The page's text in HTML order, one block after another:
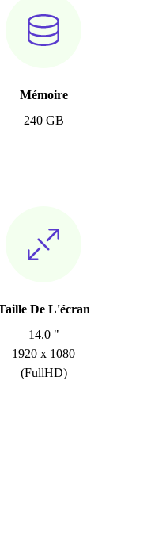
Mémoire
240 GB
De L'écran
14.0 "
1920 x 1080
(FullHD)